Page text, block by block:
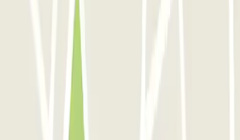
di metro di Cipro
Roma: garage custoditi e prezzi | Parclick
del Risorgimento
di metropolitana di Ottaviano